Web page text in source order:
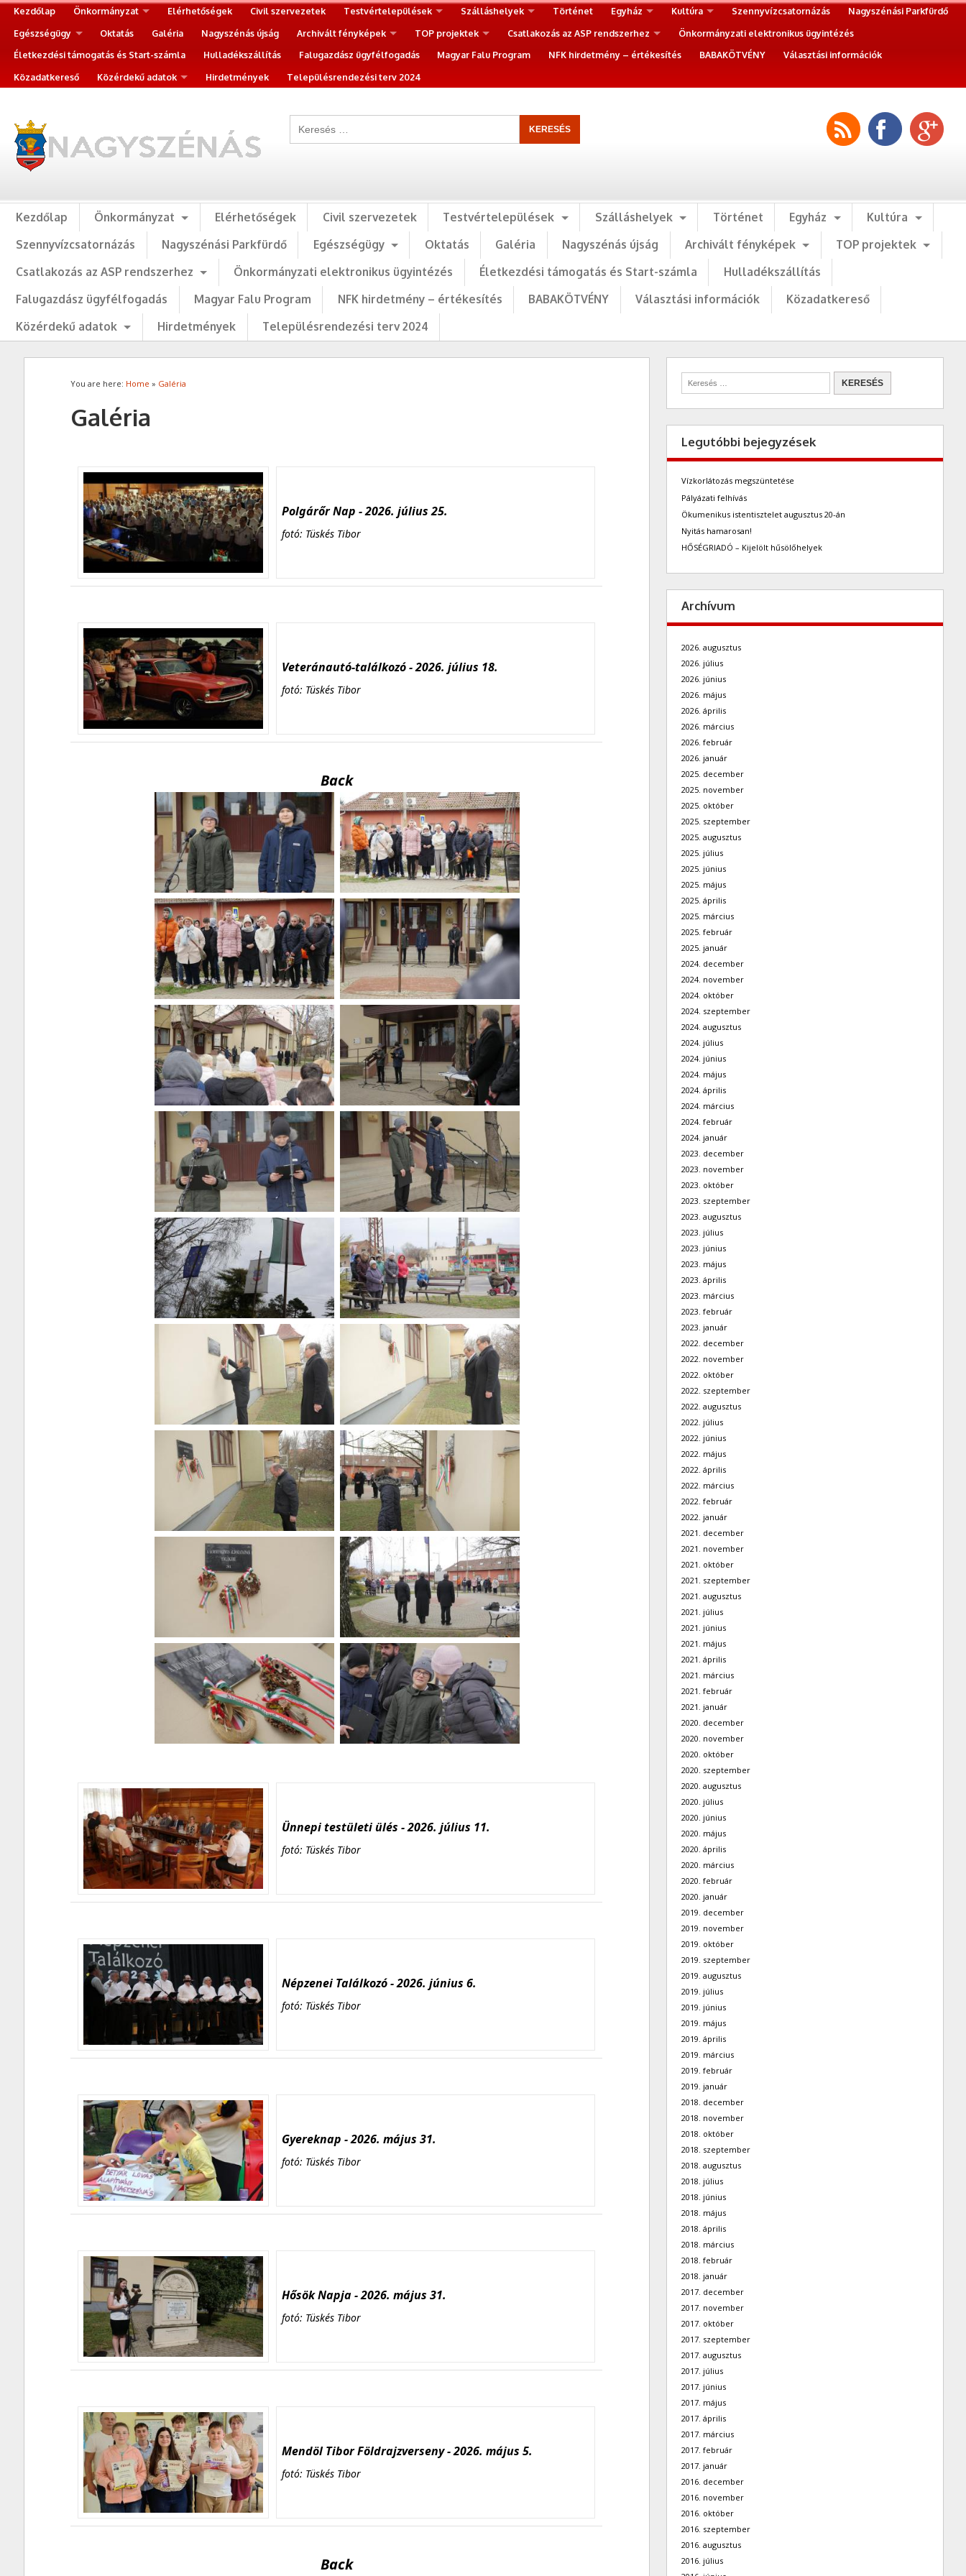
Kezdőlap Önkormányzat Elérhetőségek Civil szervezetek Testvértelepülések Szálláshelyek Történet Egyház Kultúra Szennyvízcsatornázás
Nagyszénási Parkfürdő
Egészségügy
Oktatás Galéria Nagyszénás újság Archivált fényképek TOP projektek Csatlakozás az ASP rendszerhez
Önkormányzati elektronikus ügyintézés
Életkezdési támogatás és Start-számla
Hulladékszállítás Falugazdász ügyfélfogadás Magyar Falu Program NFK hirdetmény – értékesítés BABAKÖTVÉNY
Választási információk
Közadatkereső
Közérdekű adatok Hirdetmények Településrendezési terv 2024
Kezdőlap Önkormányzat Elérhetőségek Civil szervezetek Testvértelepülések Szálláshelyek Történet Egyház
Kultúra
Szennyvízcsatornázás
Nagyszénási Parkfürdő Egészségügy Oktatás Galéria Nagyszénás újság Archivált fényképek
TOP projektek
Csatlakozás az ASP rendszerhez
Önkormányzati elektronikus ügyintézés Életkezdési támogatás és Start-számla
Hulladékszállítás
Falugazdász ügyfélfogadás
Magyar Falu Program NFK hirdetmény – értékesítés BABAKÖTVÉNY Választási információk
Közadatkereső
Közérdekű adatok
Hirdetmények Településrendezési terv 2024
You are here: Home » Galéria
Galéria
Polgárőr Nap - 2026. július 25.
fotó: Tüskés Tibor
Veteránautó-találkozó - 2026. július 18.
fotó: Tüskés Tibor
Back
Ünnepi testületi ülés - 2026. július 11.
fotó: Tüskés Tibor
Népzenei Találkozó - 2026. június 6.
fotó: Tüskés Tibor
Gyereknap - 2026. május 31.
fotó: Tüskés Tibor
Hősök Napja - 2026. május 31.
fotó: Tüskés Tibor
Mendöl Tibor Földrajzverseny - 2026. május 5.
fotó: Tüskés Tibor
Back
Legutóbbi bejegyzések
Vízkorlátozás megszüntetése
Pályázati felhívás
Ökumenikus istentisztelet augusztus 20-án
Nyitás hamarosan!
HŐSÉGRIADÓ – Kijelölt hűsölőhelyek
Archívum
2026. augusztus
2026. július
2026. június
2026. május
2026. április
2026. március
2026. február
2026. január
2025. december
2025. november
2025. október
2025. szeptember
2025. augusztus
2025. július
2025. június
2025. május
2025. április
2025. március
2025. február
2025. január
2024. december
2024. november
2024. október
2024. szeptember
2024. augusztus
2024. július
2024. június
2024. május
2024. április
2024. március
2024. február
2024. január
2023. december
2023. november
2023. október
2023. szeptember
2023. augusztus
2023. július
2023. június
2023. május
2023. április
2023. március
2023. február
2023. január
2022. december
2022. november
2022. október
2022. szeptember
2022. augusztus
2022. július
2022. június
2022. május
2022. április
2022. március
2022. február
2022. január
2021. december
2021. november
2021. október
2021. szeptember
2021. augusztus
2021. július
2021. június
2021. május
2021. április
2021. március
2021. február
2021. január
2020. december
2020. november
2020. október
2020. szeptember
2020. augusztus
2020. július
2020. június
2020. május
2020. április
2020. március
2020. február
2020. január
2019. december
2019. november
2019. október
2019. szeptember
2019. augusztus
2019. július
2019. június
2019. május
2019. április
2019. március
2019. február
2019. január
2018. december
2018. november
2018. október
2018. szeptember
2018. augusztus
2018. július
2018. június
2018. május
2018. április
2018. március
2018. február
2018. január
2017. december
2017. november
2017. október
2017. szeptember
2017. augusztus
2017. július
2017. június
2017. május
2017. április
2017. március
2017. február
2017. január
2016. december
2016. november
2016. október
2016. szeptember
2016. augusztus
2016. július